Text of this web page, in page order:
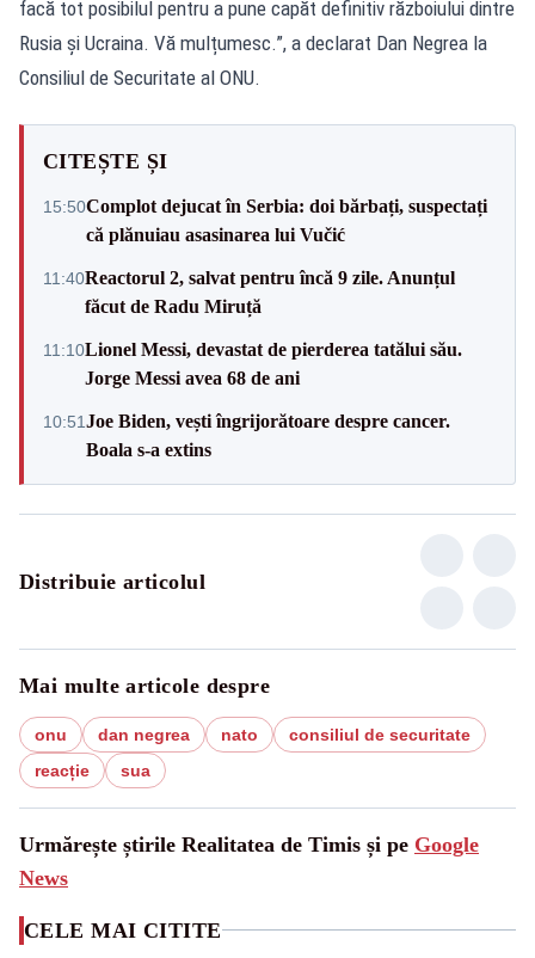
facă tot posibilul pentru a pune capăt definitiv războiului dintre
Rusia și Ucraina. Vă mulțumesc.”, a declarat Dan Negrea la
Consiliul de Securitate al ONU.
CITEȘTE ȘI
15:50Complot dejucat în Serbia: doi bărbați, suspectați
că plănuiau asasinarea lui Vučić
11:40Reactorul 2, salvat pentru încă 9 zile. Anunțul
făcut de Radu Miruță
11:10Lionel Messi, devastat de pierderea tatălui său.
Jorge Messi avea 68 de ani
10:51Joe Biden, vești îngrijorătoare despre cancer.
Boala s-a extins
Distribuie articolul
Mai multe articole despre
onu dan negrea nato
consiliul de securitate
reacție
sua
Urmărește știrile Realitatea de Timis și pe Google
News
CELE MAI CITITE